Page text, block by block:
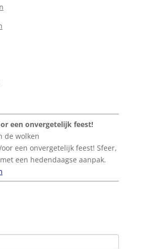
een onvergetelijk feest!
Sfeer,
een hedendaagse aanpak.